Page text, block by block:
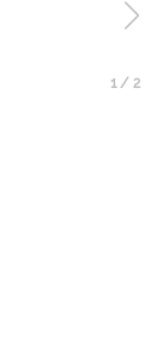
1 / 2